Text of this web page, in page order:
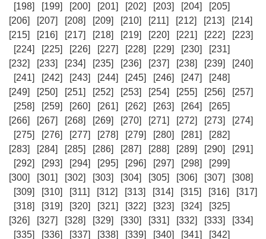
[198]
[199] [200] [201] [202] [203] [204]
[205]
[206]
[207] [208] [209] [210] [211] [212] [213]
[214]
[215]
[216] [217] [218] [219] [220] [221] [222]
[223]
[224]
[225] [226] [227] [228] [229] [230]
[231]
[232]
[233] [234] [235] [236] [237] [238] [239]
[240]
[241]
[242] [243] [244] [245] [246] [247]
[248]
[249]
[250] [251] [252] [253] [254] [255] [256]
[257]
[258]
[259] [260] [261] [262] [263] [264]
[265]
[266]
[267] [268] [269] [270] [271] [272] [273]
[274]
[275]
[276] [277] [278] [279] [280] [281]
[282]
[283]
[284] [285] [286] [287] [288] [289] [290]
[291]
[292]
[293] [294] [295] [296] [297] [298]
[299]
[300]
[301] [302] [303] [304] [305] [306] [307]
[308]
[309]
[310] [311] [312] [313] [314] [315] [316]
[317]
[318]
[319] [320] [321] [322] [323] [324]
[325]
[326]
[327] [328] [329] [330] [331] [332] [333]
[334]
[335]
[336] [337] [338] [339] [340] [341]
[342]